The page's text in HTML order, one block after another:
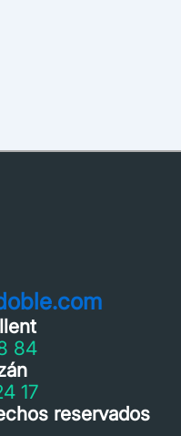
84
17
reservados